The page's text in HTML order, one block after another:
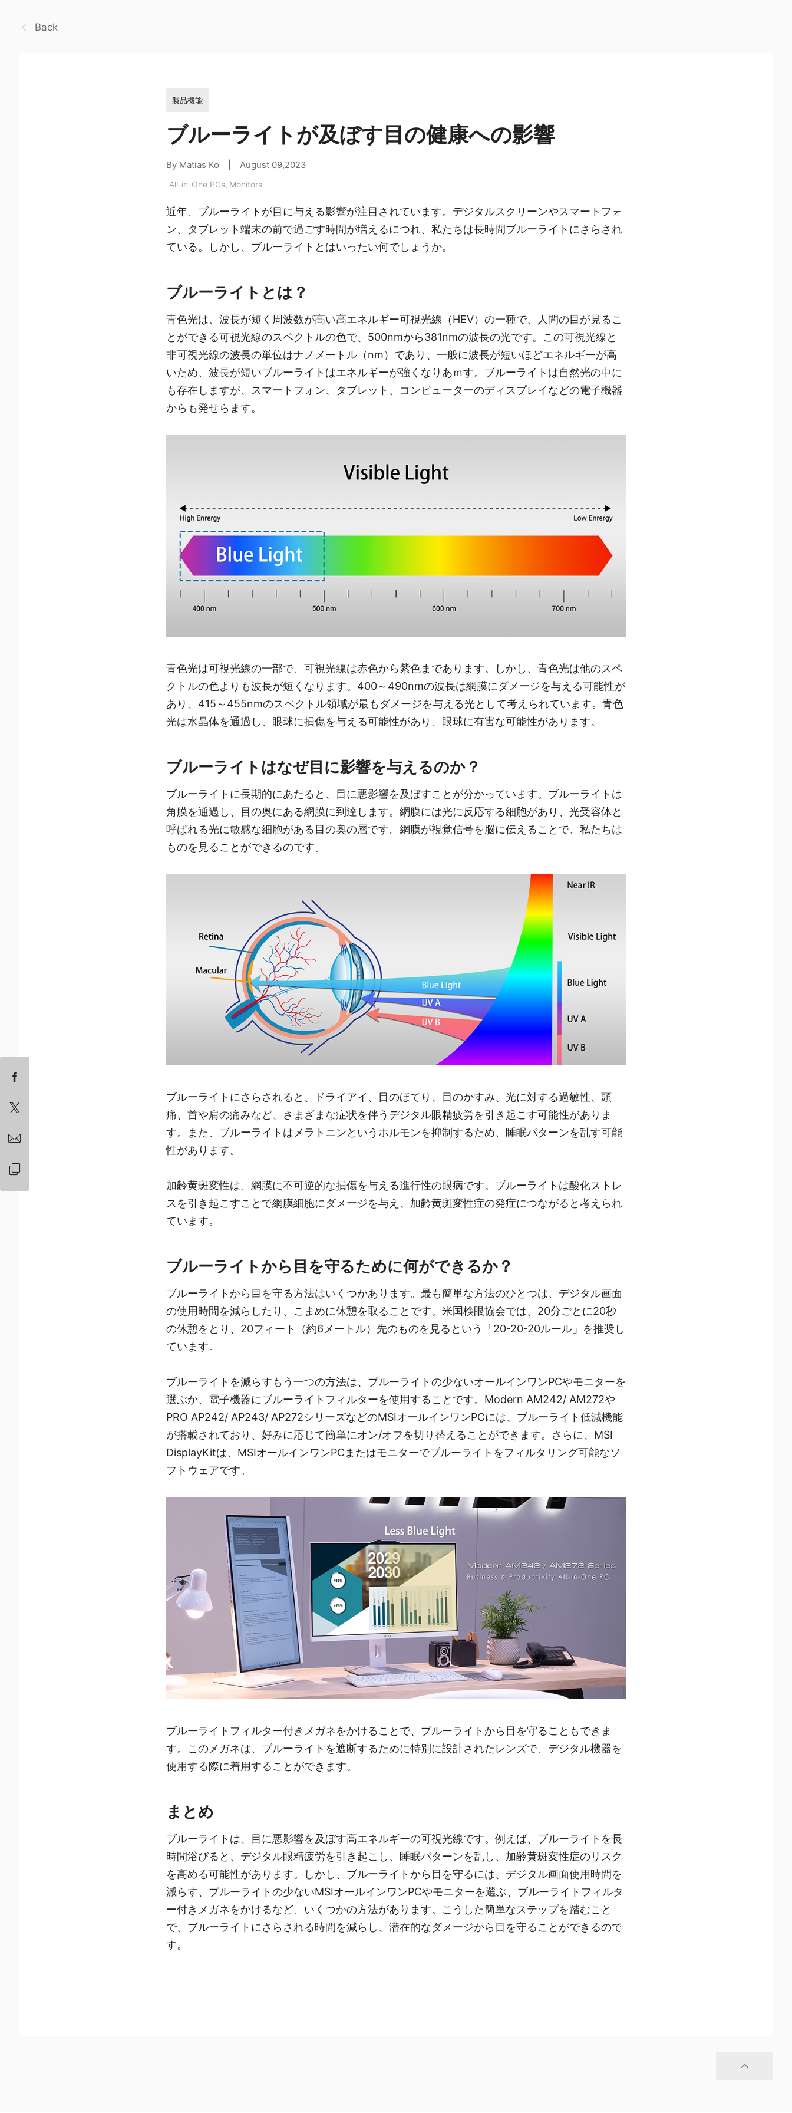
Back
製品機能
ブルーライトが及ぼす目の健康への影響
By Matias Ko August 09,2023
All-in-One PCs, Monitors
近年、ブルーライトが目に与える影響が注目されています。デジタルスクリーンやスマートフォ
ン、タブレット端末の前で過ごす時間が増えるにつれ、私たちは長時間ブルーライトにさらされ
ている。しかし、ブルーライトとはいったい何でしょうか。
ブルーライトとは？
青色光は、波長が短く周波数が高い高エネルギー可視光線（HEV）の一種で、人間の目が見るこ
とができる可視光線のスペクトルの色で、500nmから381nmの波長の光です。この可視光線と
非可視光線の波長の単位はナノメートル（nm）であり、一般に波長が短いほどエネルギーが高
いため、波長が短いブルーライトはエネルギーが強くなりあｍす。ブルーライトは自然光の中に
も存在しますが、スマートフォン、タブレット、コンピューターのディスプレイなどの電子機器
からも発せらます。
青色光は可視光線の一部で、可視光線は赤色から紫色まであります。しかし、青色光は他のスペ
クトルの色よりも波長が短くなります。400～490nmの波長は網膜にダメージを与える可能性が
あり、415～455nmのスペクトル領域が最もダメージを与える光として考えられています。青色
光は水晶体を通過し、眼球に損傷を与える可能性があり、眼球に有害な可能性があります。
ブルーライトはなぜ目に影響を与えるのか？
ブルーライトに長期的にあたると、目に悪影響を及ぼすことが分かっています。ブルーライトは
角膜を通過し、目の奥にある網膜に到達します。網膜には光に反応する細胞があり、光受容体と
呼ばれる光に敏感な細胞がある目の奥の層です。網膜が視覚信号を脳に伝えることで、私たちは
ものを見ることができるのです。
ブルーライトにさらされると、ドライアイ、目のほてり、目のかすみ、光に対する過敏性、頭
痛、首や肩の痛みなど、さまざまな症状を伴うデジタル眼精疲労を引き起こす可能性がありま
す。また、ブルーライトはメラトニンというホルモンを抑制するため、睡眠パターンを乱す可能
性があります。
加齢黄斑変性は、網膜に不可逆的な損傷を与える進行性の眼病です。ブルーライトは酸化ストレ
スを引き起こすことで網膜細胞にダメージを与え、加齢黄斑変性症の発症につながると考えられ
ています。
ブルーライトから目を守るために何ができるか？
ブルーライトから目を守る方法はいくつかあります。最も簡単な方法のひとつは、デジタル画面
の使用時間を減らしたり、こまめに休憩を取ることです。米国検眼協会では、20分ごとに20秒
の休憩をとり、20フィート（約6メートル）先のものを見るという「20-20-20ルール」を推奨し
ています。
ブルーライトを減らすもう一つの方法は、ブルーライトの少ないオールインワンPCやモニターを
選ぶか、電子機器にブルーライトフィルターを使用することです。Modern AM242/ AM272や
PRO AP242/ AP243/ AP272シリーズなどのMSIオールインワンPCには、ブルーライト低減機能
が搭載されており、好みに応じて簡単にオン/オフを切り替えることができます。さらに、MSI
DisplayKitは、MSIオールインワンPCまたはモニターでブルーライトをフィルタリング可能なソ
フトウェアです。
ブルーライトフィルター付きメガネをかけることで、ブルーライトから目を守ることもできま
す。このメガネは、ブルーライトを遮断するために特別に設計されたレンズで、デジタル機器を
使用する際に着用することができます。
まとめ
ブルーライトは、目に悪影響を及ぼす高エネルギーの可視光線です。例えば、ブルーライトを長
時間浴びると、デジタル眼精疲労を引き起こし、睡眠パターンを乱し、加齢黄斑変性症のリスク
を高める可能性があります。しかし、ブルーライトから目を守るには、デジタル画面使用時間を
減らす、ブルーライトの少ないMSIオールインワンPCやモニターを選ぶ、ブルーライトフィルタ
ー付きメガネをかけるなど、いくつかの方法があります。こうした簡単なステップを踏むこと
で、ブルーライトにさらされる時間を減らし、潜在的なダメージから目を守ることができるので
す。